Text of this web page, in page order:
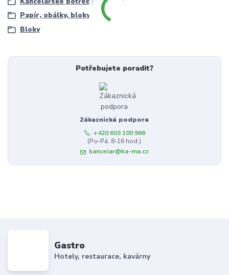
Papír, obálky, bloky
Bloky
Potřebujete poradit?
Zákaznická podpora
+420 603 100 966
(Po-Pá, 8-16 hod.)
kancelar@ka-ma.cz
Gastro
Hotely, restaurace, kavárny